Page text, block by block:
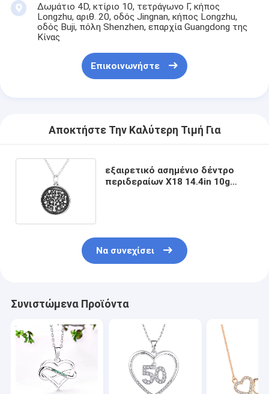
Δωμάτιο 4D, κτίριο 10, τετράγωνο Γ, κήπος
Longzhu, αριθ. 20, οδός Jingnan, κήπος Longzhu,
οδός Buji, πόλη Shenzhen, επαρχία Guangdong της
Κίνας
Επικοινωνήστε
Αποκτήστε Την Καλύτερη Τιμή Για
εξαιρετικό ασημένιο δέντρο
περιδεραίων X18 14.4in 10g
Να συνεχίσει
Συνιστώμενα Προϊόντα